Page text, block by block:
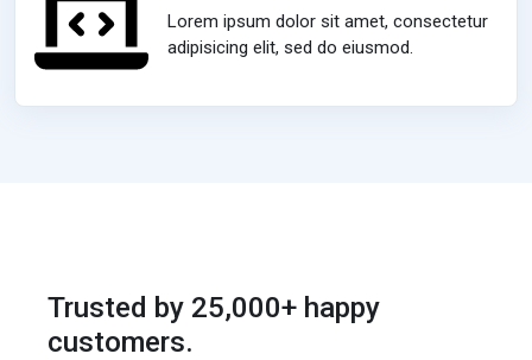
Lorem ipsum dolor sit amet, consectetur
adipisicing elit, sed do eiusmod.
Trusted by 25,000+ happy
customers.